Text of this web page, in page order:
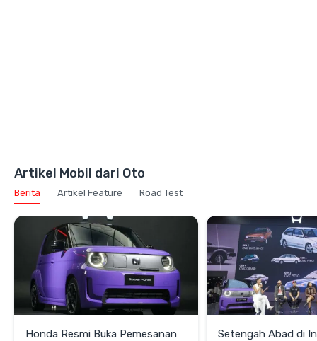
Artikel Mobil dari Oto
Berita Artikel Feature Road Test
Honda Resmi Buka Pemesanan
Setengah Abad di